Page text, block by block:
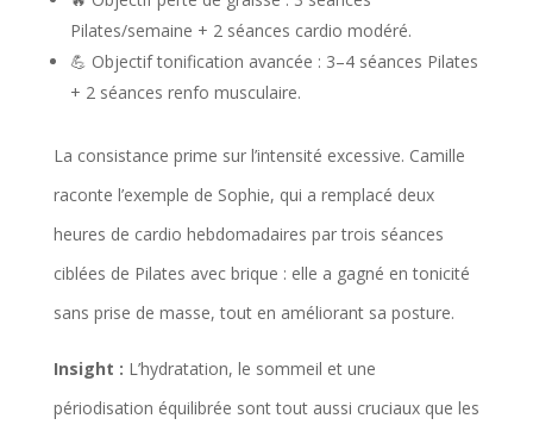
é
s
Pilates/semaine + 2 séances cardio modéré.
💪 Objectif tonification avancée : 3–4 séances Pilates
+ 2 séances renfo musculaire.
La consistance prime sur l’intensité excessive. Camille
raconte l’exemple de Sophie, qui a remplacé deux
heures de cardio hebdomadaires par trois séances
ciblées de Pilates avec brique : elle a gagné en tonicité
sans prise de masse, tout en améliorant sa posture.
Insight : L’hydratation, le sommeil et une
périodisation équilibrée sont tout aussi cruciaux que les